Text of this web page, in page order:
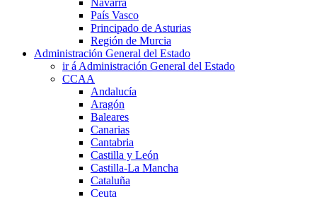
País Vasco
Principado de Asturias
Región de Murcia
Administración General del Estado
ir á Administración General del Estado
CCAA
Andalucía
Aragón
Baleares
Canarias
Cantabria
Castilla y León
Castilla-La Mancha
Cataluña
Ceuta